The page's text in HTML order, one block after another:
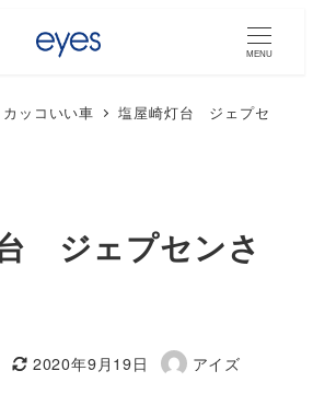
MENU
カッコいい車
塩屋崎灯台 ジェプセ
ジェプセンさ
更新日
2020年9月19日
著
アイズ